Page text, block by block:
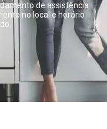
de assistência
no local e horário